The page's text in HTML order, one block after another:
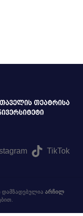
TikTok
დამზადებულია არჩილ